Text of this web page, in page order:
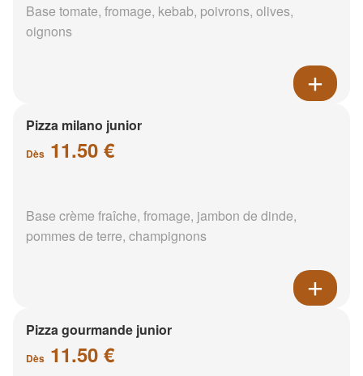
Base tomate, fromage, kebab, poivrons, olives,
oignons
Pizza milano junior
Dès 11.50 €
Base crème fraîche, fromage, jambon de dinde,
pommes de terre, champignons
Pizza gourmande junior
Dès 11.50 €